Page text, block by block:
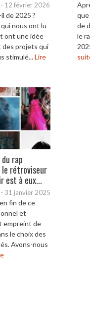
- 12 février 2026
de 2025 ?
nous ont lu
ont une idée
projets qui
stimulé...Lire
de
le
rap
le rétroviseur
est à eux...
- 31 janvier 2025
fin de ce
et
empreint de
le choix des
Avons-nous